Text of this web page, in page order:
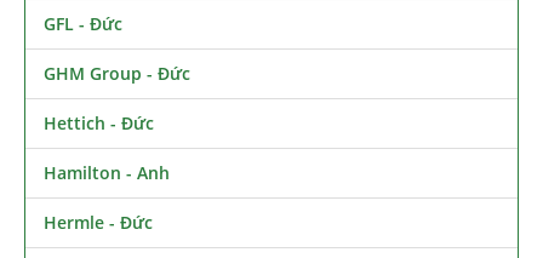
GFL - Đức
GHM Group - Đức
Hettich - Đức
Hamilton - Anh
Hermle - Đức